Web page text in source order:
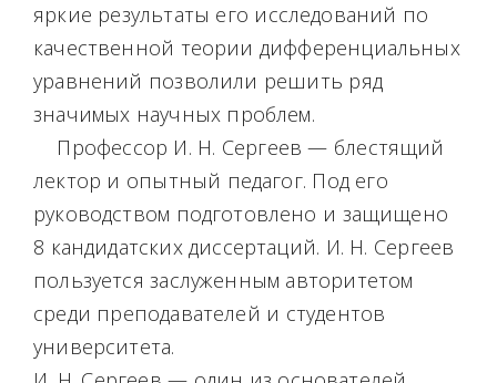
яркие результаты его исследований по
качественной теории дифференциальных
уравнений позволили решить ряд
значимых научных проблем.
Профессор И. Н. Сергеев — блестящий
лектор и опытный педагог. Под его
руководством подготовлено и защищено
8 кандидатских диссертаций. И. Н. Сергеев
пользуется заслуженным авторитетом
среди преподавателей и студентов
университета.